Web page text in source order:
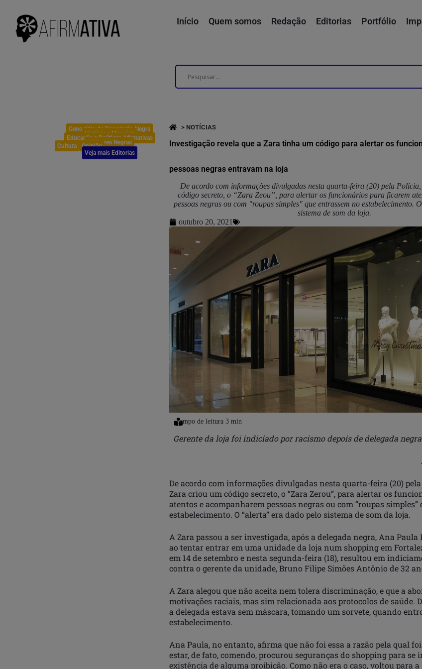
Início Quem somos Redação Editorias Portfólio
Genocídio da População Negra
História e Memória
Educação e Políticas Afirmativas
Mulheres Negras
Cultura
Opinião
Veja mais Editorias
> NOTÍCIAS
Investigação revela que a Zara tinha um código para alertar os
pessoas negras entravam na loja
De acordo com informações divulgadas nesta quarta-feira (20) pela
código secreto, o “Zara Zeou”, para alertar os funcionários para ficarem
pessoas negras ou com "roupas simples" que entrassem no estabelecimento.
sistema de som da loja.
outubro 20, 2021
Gerente da loja foi indiciado por racismo depois de delegada
De acordo com informações divulgadas nesta quarta-feira (20)
Zara criou um código secreto, o “Zara Zerou”, para alertar os
atentos e acompanharem pessoas negras ou com “roupas simples”
estabelecimento. O “alerta” era dado pelo sistema de som da loja.
A Zara passou a ser investigada, após a delegada negra, Ana Paula
ao tentar entrar em uma unidade da loja num shopping em
em 14 de setembro e nesta segunda-feira (18), resultou em
contra o gerente da unidade, Bruno Filipe Simões Antônio de 32
A Zara alegou que não aceita nem tolera discriminação, e que a
motivações raciais, mas sim relacionada aos protocolos de saúde.
a delegada estava sem máscara, tomando um sorvete, quando
estabelecimento.
Ana Paula, no entanto, afirma que não foi essa a razão pela qual
estar, de fato, comendo, procurou seguranças do shopping para se
existência de alguma proibição. Como não era o caso, voltou para